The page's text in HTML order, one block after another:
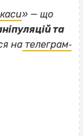
» — що
та
на телеграм‐